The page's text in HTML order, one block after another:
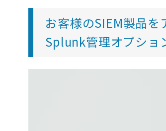
お客様のSIEM製品
Splunk管理オプショ